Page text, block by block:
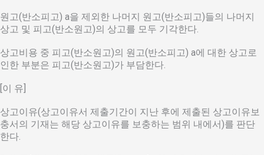
원고(반소피고) a을 제외한 나머지 원고(반소피고)들의 나머지
상고 및 피고(반소원고)의 상고를 모두 기각한다.
상고비용 중 피고(반소원고)의 원고(반소피고) a에 대한 상고로
인한 부분은 피고(반소원고)가 부담한다.
[이 유]
상고이유(상고이유서 제출기간이 지난 후에 제출된 상고이유보
충서의 기재는 해당 상고이유를 보충하는 범위 내에서)를 판단
한다.